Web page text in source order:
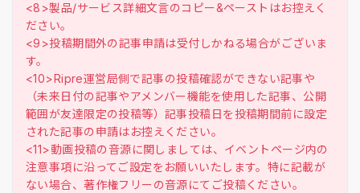
<8>製品/サービス詳細文言のコピー&ペーストはお控えく
ださい。
<9>投稿期間外の記事申請は受付しかねる場合がございま
す。
<10>Ripre運営局側で記事の投稿確認ができない記事や
（未来日付の記事やアメンバー機能を使用した記事、公開
範囲が友達限定の投稿等）記事投稿日を投稿期間前に設定
された記事の申請はお控えください。
<11>動画投稿の音源に関しましては、イベントページ内の
注意事項に沿ってご設定をお願いいたします。特に記載が
ない場合、著作権フリーの音源にてご投稿ください。